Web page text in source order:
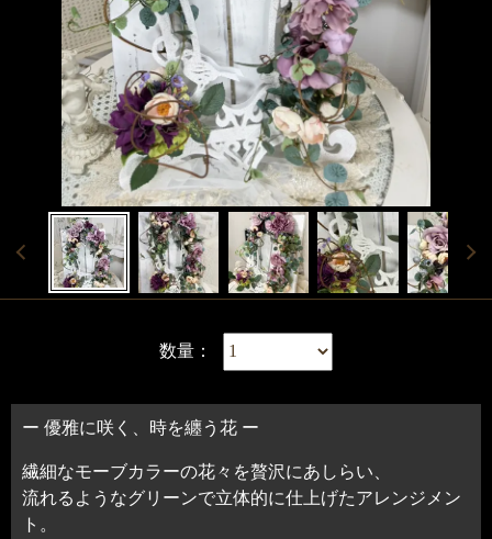
数量：
ー 優雅に咲く、時を纏う花 ー
繊細なモーブカラーの花々を贅沢にあしらい、
流れるようなグリーンで立体的に仕上げたアレンジメン
ト。